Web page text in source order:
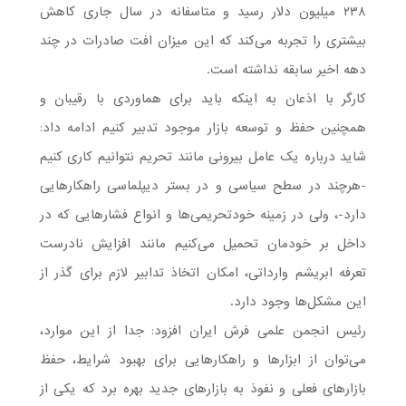
۲۳۸ میلیون دلار رسید و متاسفانه در سال جاری کاهش
بیشتری را تجربه می‌کند که این میزان افت صادرات در چند
دهه اخیر سابقه نداشته است.
کارگر با اذعان به اینکه باید برای هماوردی با رقیبان و
همچنین حفظ و توسعه بازار موجود تدبیر کنیم ادامه داد:
شاید درباره یک عامل بیرونی مانند تحریم نتوانیم کاری کنیم
-هرچند در سطح سیاسی و در بستر دیپلماسی راهکارهایی
دارد-، ولی در زمینه خودتحریمی‌ها و انواع فشارهایی که در
داخل بر خودمان تحمیل می‌کنیم مانند افزایش نادرست
تعرفه ابریشم وارداتی، امکان اتخاذ تدابیر لازم برای گذر از
این مشکل‌ها وجود دارد.
رئیس انجمن علمی فرش ایران افزود: جدا از این موارد،
می‌توان از ابزارها و راهکارهایی برای بهبود شرایط، حفظ
بازارهای فعلی و نفوذ به بازارهای جدید بهره برد که یکی از